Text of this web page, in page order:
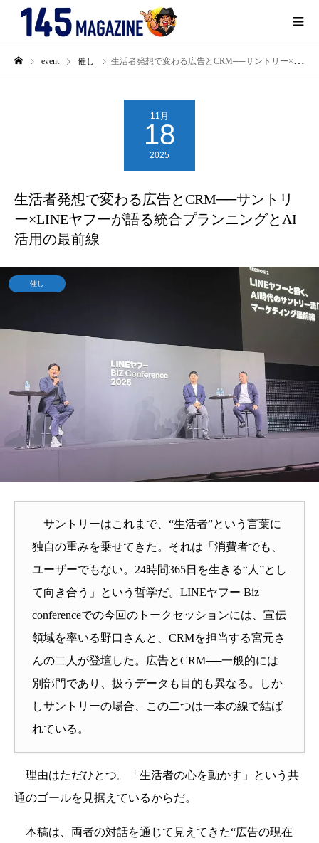
event 催し 生活者発想で変わる広告とCRM──サントリー×LINEヤフーが語る統合プランニングとAI活用の最前線
11月
18
2025
生活者発想で変わる広告とCRM──サントリ
ー×LINEヤフーが語る統合プランニングとAI
活用の最前線
催し
サントリーはこれまで、“生活者”という言葉に
独自の重みを乗せてきた。それは「消費者でも、
ユーザーでもない。24時間365日を生きる“人”とし
て向き合う」という哲学だ。LINEヤフー Biz
conferenceでの今回のトークセッションには、宣伝
領域を率いる野口さんと、CRMを担当する宮元さ
んの二人が登壇した。広告とCRM──一般的には
別部門であり、扱うデータも目的も異なる。しか
しサントリーの場合、この二つは一本の線で結ば
れている。
理由はただひとつ。「生活者の心を動かす」という共
通のゴールを見据えているからだ。
本稿は、両者の対話を通じて見えてきた“広告の現在